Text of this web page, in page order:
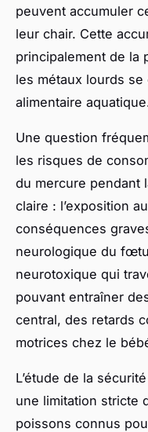
peuvent accumuler
leur chair. Cette
principalement de la
les métaux lourds
alimentaire
Une question
les risques de
du mercure pendant
claire : l’exposition
conséquences
neurologique du
neurotoxique qui
pouvant entraîner
central, des retards
motrices chez le
L’étude de la
une limitation stricte
poissons connus